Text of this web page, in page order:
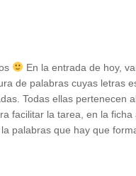
En la entrada de hoy,
de palabras cuyas letras
Todas ellas pertenecen
facilitar la tarea, en la ficha
palabras que hay que